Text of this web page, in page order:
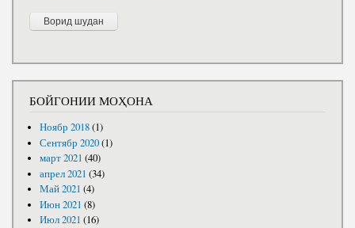
БОЙГОНИИ МОҲОНА
Ноябр 2018(1)
Сентябр 2020(1)
март 2021 (40)
апрел 2021 (34)
Май 2021 (4)
Июн 2021 (8)
Июл 2021 (16)